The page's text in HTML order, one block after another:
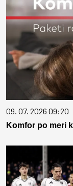
09. 07. 2026 09:20
Komfor po meri